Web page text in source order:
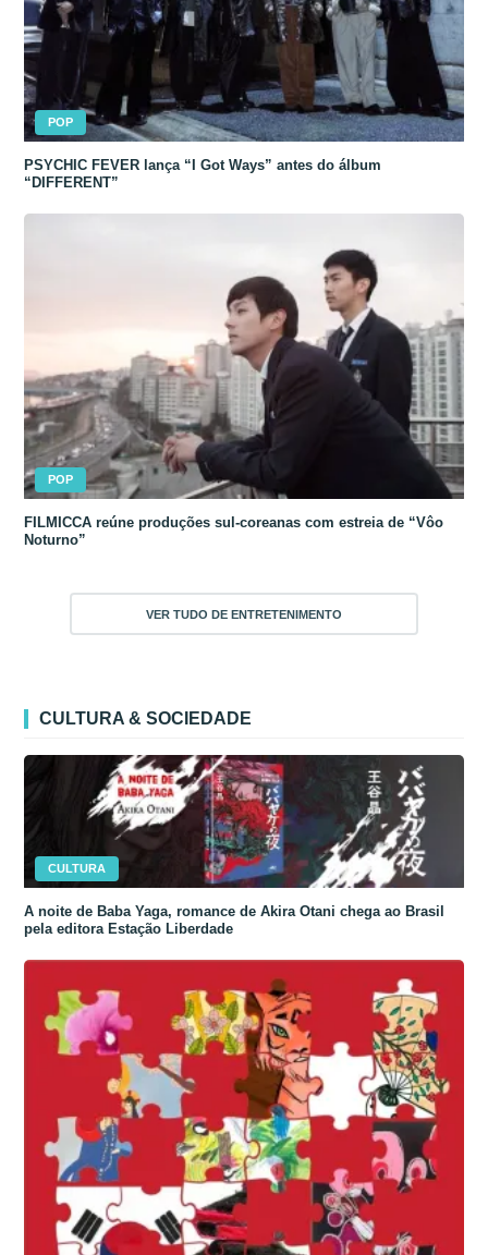
POP
PSYCHIC FEVER lança “I Got Ways” antes do álbum
“DIFFERENT”
POP
FILMICCA reúne produções sul-coreanas com estreia de “Vôo
Noturno”
VER TUDO DE ENTRETENIMENTO
CULTURA & SOCIEDADE
CULTURA
A noite de Baba Yaga, romance de Akira Otani chega ao Brasil
pela editora Estação Liberdade